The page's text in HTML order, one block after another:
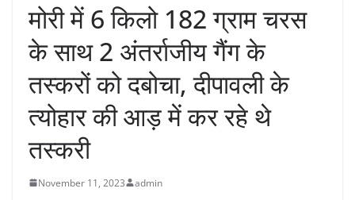
मोरी में 6 किलो 182 ग्राम चरस
के साथ 2 अंतर्राजीय गैंग के
तस्करों को दबोचा, दीपावली के
त्योहार की आड़ में कर रहे थे
तस्करी
November 11, 2023 admin